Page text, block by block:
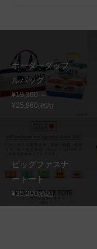
ボーダーダッフ
ルバッグ
¥19,360 ～
¥25,960(税込)
ビッグファスナ
ートート
¥35,200(税込)